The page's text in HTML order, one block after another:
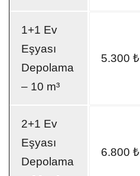
1+1 Ev
Eşyası
Depolama
– 10 m³
5.300 ₺
2+1 Ev
Eşyası
Depolama
6.800 ₺